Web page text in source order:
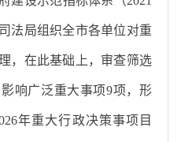
法局组织全市各单位对重
，在此基础上，审查筛选
响广泛重大事项9项，形
年重大行政决策事项目